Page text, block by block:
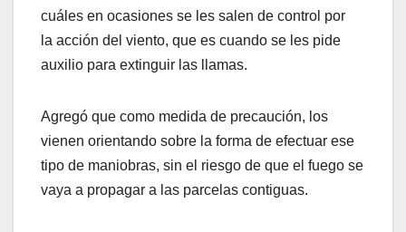
cuáles en ocasiones se les salen de control por
la acción del viento, que es cuando se les pide
auxilio para extinguir las llamas.
Agregó que como medida de precaución, los
vienen orientando sobre la forma de efectuar ese
tipo de maniobras, sin el riesgo de que el fuego se
vaya a propagar a las parcelas contiguas.